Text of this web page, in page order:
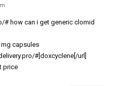
# how can i get generic clomid
mg capsules
#]doxcyclene[/url]
price